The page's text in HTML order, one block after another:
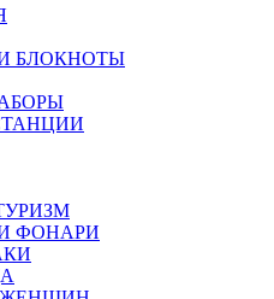
БЛОКНОТЫ
ФОНАРИ